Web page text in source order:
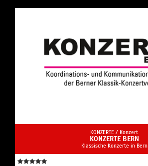
KONZERTE / Konzert
KONZERTE BERN
Klassische Konzerte in Bern